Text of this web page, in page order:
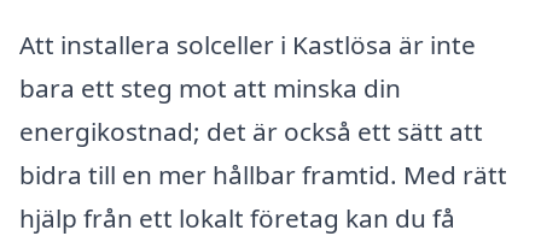
Att installera solceller i Kastlösa är inte
bara ett steg mot att minska din
energikostnad; det är också ett sätt att
bidra till en mer hållbar framtid. Med rätt
hjälp från ett lokalt företag kan du få